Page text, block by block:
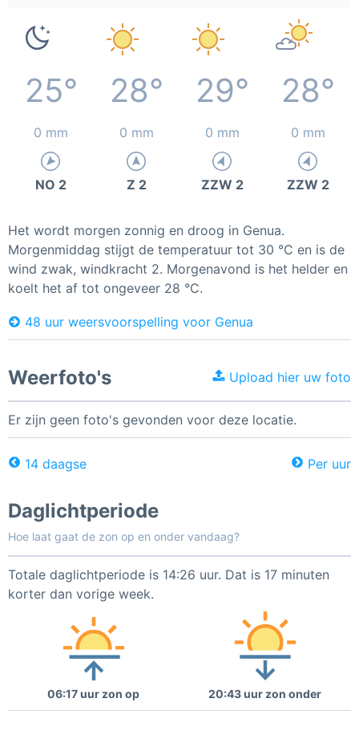
25° 28° 29° 28°
0 mm 0 mm 0 mm 0 mm
NO 2 Z 2 ZZW 2 ZZW 2
Het wordt morgen zonnig en droog in Genua.
Morgenmiddag stijgt de temperatuur tot 30 °C en is de
wind zwak, windkracht 2. Morgenavond is het helder en
koelt het af tot ongeveer 28 °C.
48 uur weersvoorspelling voor Genua
Weerfoto's Upload hier uw foto
Er zijn geen foto's gevonden voor deze locatie.
14 daagse Per uur
Daglichtperiode
Hoe laat gaat de zon op en onder vandaag?
Totale daglichtperiode is 14:26 uur. Dat is 17 minuten
korter dan vorige week.
06:17 uur zon op 20:43 uur zon onder